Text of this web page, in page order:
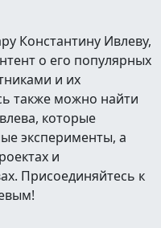
Константину Ивлеву,
о его популярных
и их
также можно найти
которые
эксперименты, а
и
Присоединяйтесь к